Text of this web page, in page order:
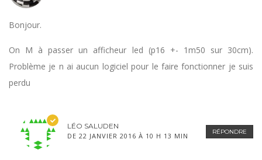
Bonjour.
On M à passer un afficheur led (p16 +- 1m50 sur 30cm).
Problème je n ai aucun logiciel pour le faire fonctionner je suis
perdu
RÉPONDRE
LÉO SALUDEN
DE 22 JANVIER 2016 À 10 H 13 MIN